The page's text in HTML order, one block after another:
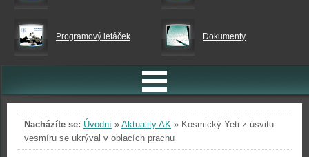
Programový letáček Dokumenty
Nacházíte se: Úvodní » Aktuality AK » Kosmický Yeti z úsvitu
vesmíru se ukrýval v oblacích prachu